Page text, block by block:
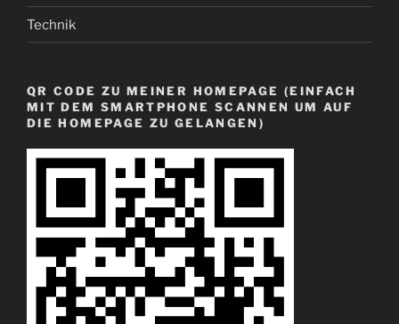
Technik
QR CODE ZU MEINER HOMEPAGE (EINFACH
MIT DEM SMARTPHONE SCANNEN UM AUF
DIE HOMEPAGE ZU GELANGEN)